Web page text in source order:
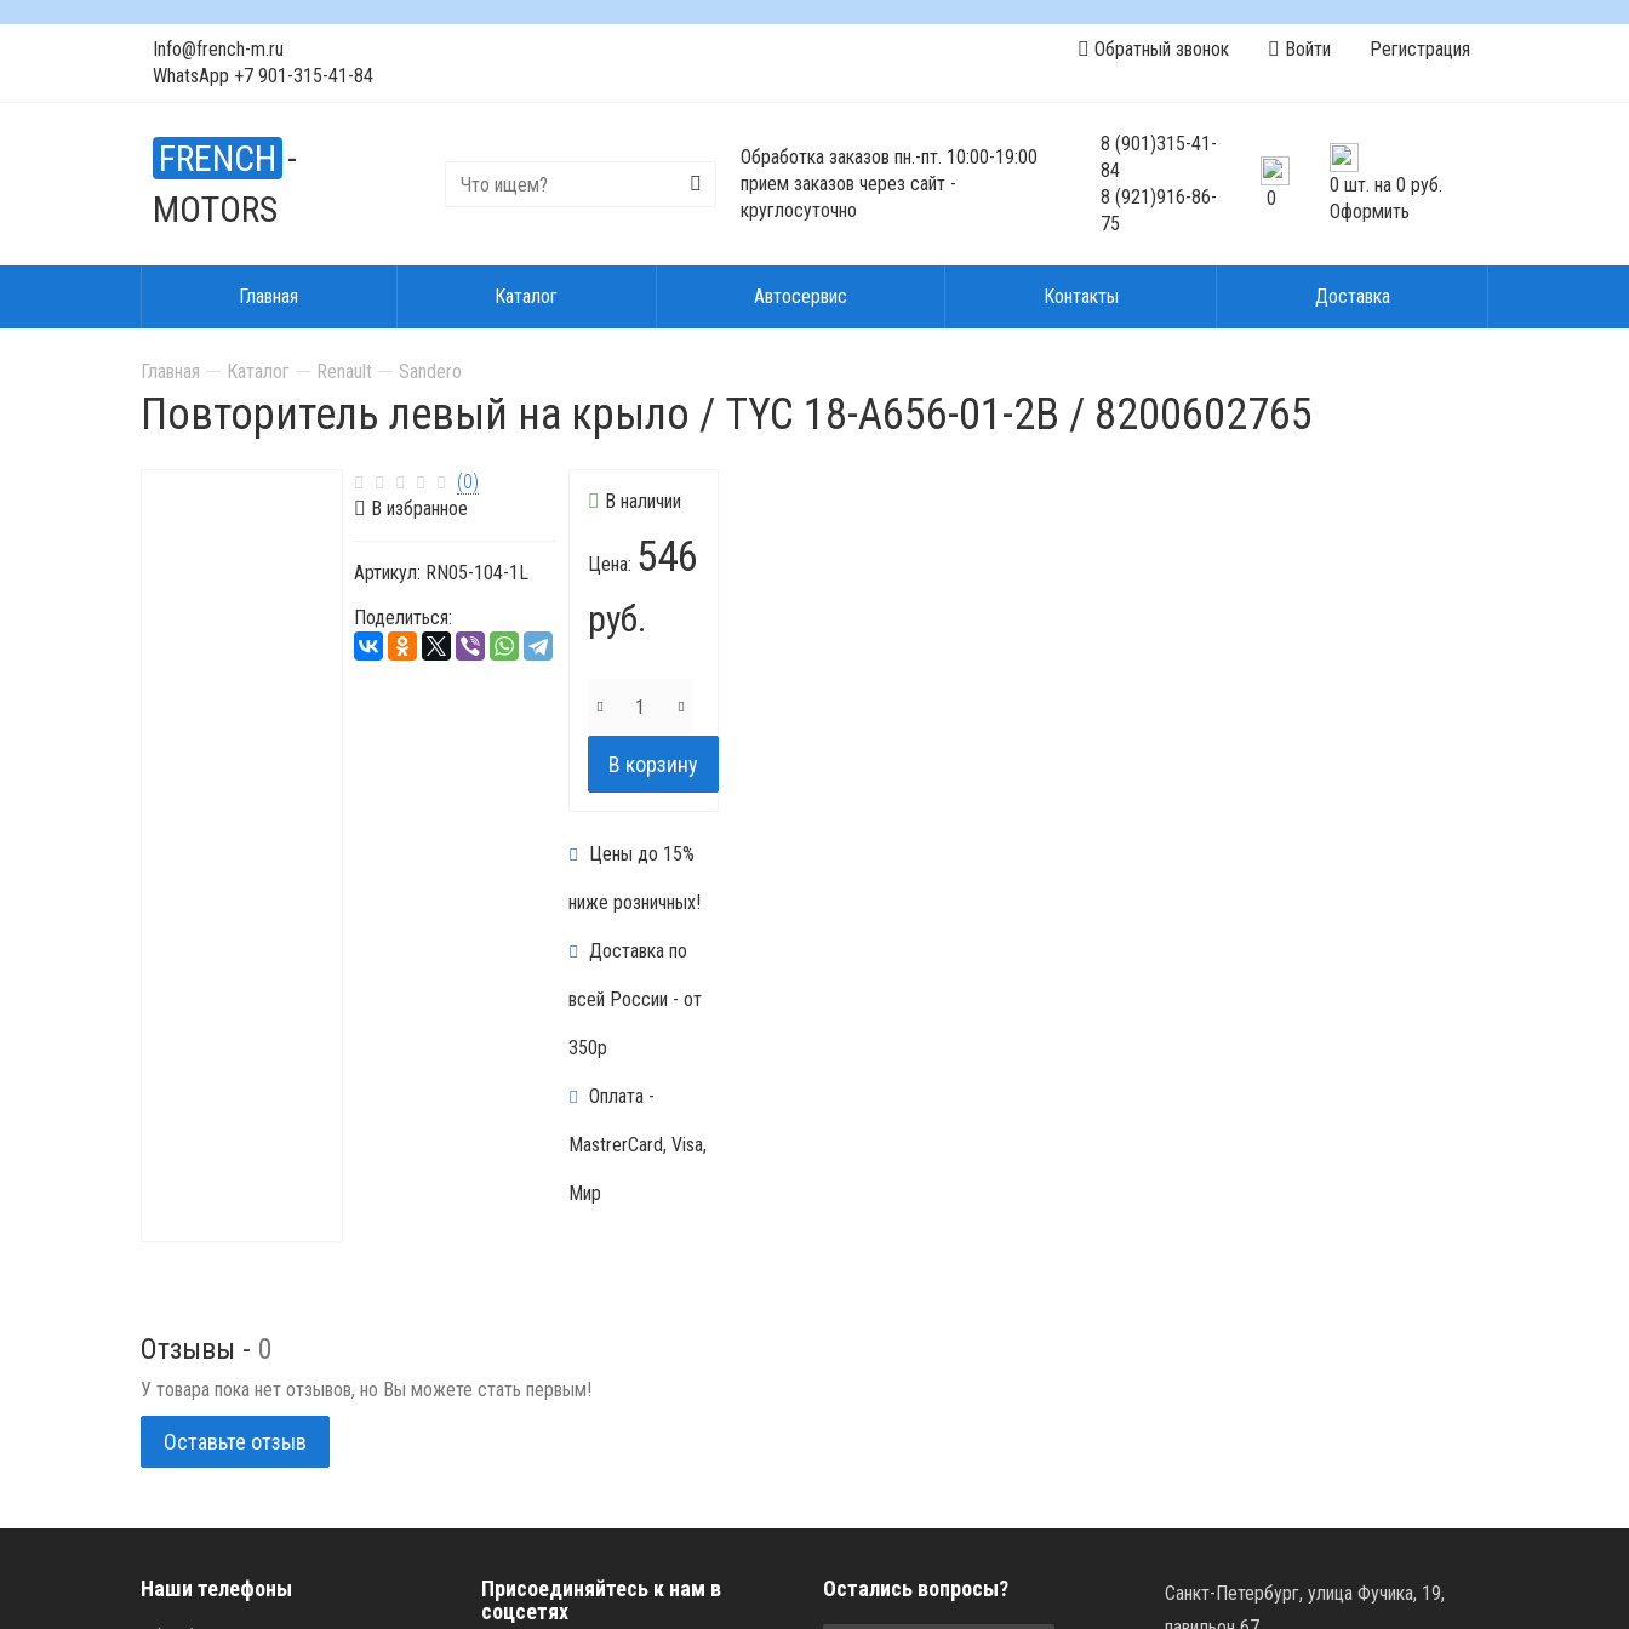
Info@french-m.ru
WhatsApp +7 901-315-41-84
Обратный звонок Войти Регистрация
FRENCH -
MOTORS
Обработка заказов пн.-пт. 10:00-19:00
прием заказов через сайт -
круглосуточно
8(901)315-41-
84
8(921)916-86-
75
0
0 шт. на 0 руб.
Оформить
Главная Каталог Автосервис Контакты Доставка
Главная Каталог Renault Sandero
Повторитель левый на крыло / TYC 18-A656-01-2B / 8200602765
(0)
В избранное
Артикул: RN05-104-1L
Поделиться:
В наличии
Цена: 546
руб.
Цены до 15%
ниже розничных!
Доставка по
всей России - от
350р
Оплата -
MastrerCard, Visa,
Мир
Отзывы - 0
У товара пока нет отзывов, но Вы можете стать первым!
Оставьте отзыв
Наши телефоны
Присоединяйтесь к нам в
соцсетях
Остались вопросы?
Санкт-Петербург, улица Фучика, 19,